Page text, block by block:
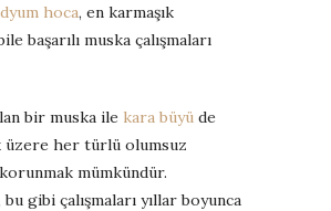
hoca, en karmaşık
başarılı muska çalışmaları
bir muska ile kara büyü de
üzere her türlü olumsuz
korunmak mümkündür.
gibi çalışmaları yıllar boyunca